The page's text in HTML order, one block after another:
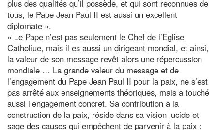
plus des qualités qu’il possède, et qui sont reconnues de
tous, le Pape Jean Paul II est aussi un excellent
diplomate ».
« Le Pape n’est pas seulement le Chef de l’Eglise
Catholiue, mais il es aussi un dirigeant mondial, et ainsi,
la valeur de son message revêt alors une répercussion
mondiale … La grande valeur du message et de
l’engagement du Pape Jean Paul II pour la paix, ne s’est
pas arrêté aux enseignements théoriques, mais a touché
aussi l’engagement concret. Sa contribution à la
construction de la paix, réside dans sa vision lucide et
sage des causes qui empêchent de parvenir à la paix :